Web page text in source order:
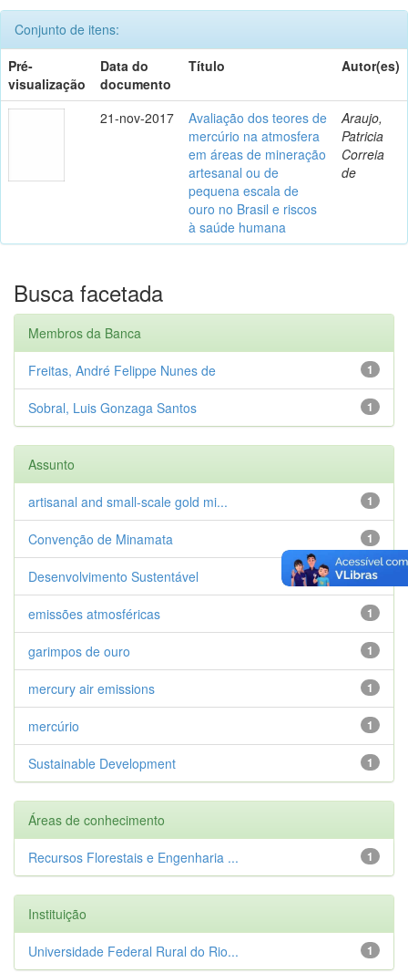
Conjunto de itens:
Pré-
visualização
Data do
documento
Título Autor(es)
21-nov-2017
Avaliação dos teores de
mercúrio na atmosfera
em áreas de mineração
artesanal ou de
pequena escala de
ouro no Brasil e riscos
à saúde humana
Araujo,
Patricia
Correia
de
Busca facetada
Membros da Banca
1
Freitas, André Felippe Nunes de
1
Sobral, Luis Gonzaga Santos
Assunto
1
artisanal and small-scale gold mi...
1
Convenção de Minamata
1
Desenvolvimento Sustentável
1
emissões atmosféricas
1
garimpos de ouro
1
mercury air emissions
1
mercúrio
1
Sustainable Development
Áreas de conhecimento
1
Recursos Florestais e Engenharia ...
Instituição
1
Universidade Federal Rural do Rio...